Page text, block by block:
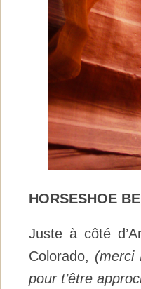
HORSESHOE
Juste à côté
Colorado, (merci
pour t’être